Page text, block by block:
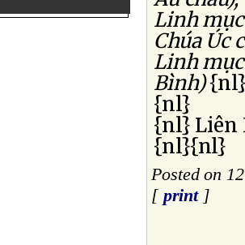
Linh
Chúa Úc
Linh
Bình)
{nl}
{nl} Liên
{nl}{nl}
Posted on
[ print]